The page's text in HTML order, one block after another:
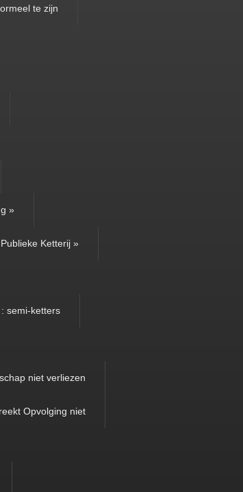
te zijn
»
Ketterij »
semi-ketters
niet verliezen
Opvolging niet